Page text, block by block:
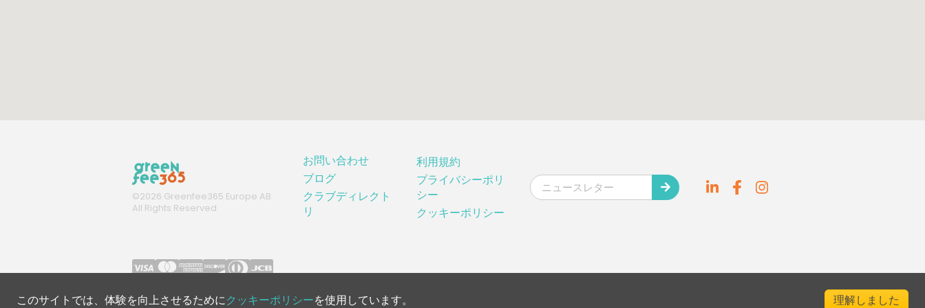
©2026 Greenfee365 Europe AB.
All Rights Reserved
お問い合わせ
ブログ
クラブディレクト
リ
利用規約
プライバシーポリ
シー
クッキーポリシー
このサイトでは、体験を向上させるためにクッキーポリシーを使用しています。 理解しました